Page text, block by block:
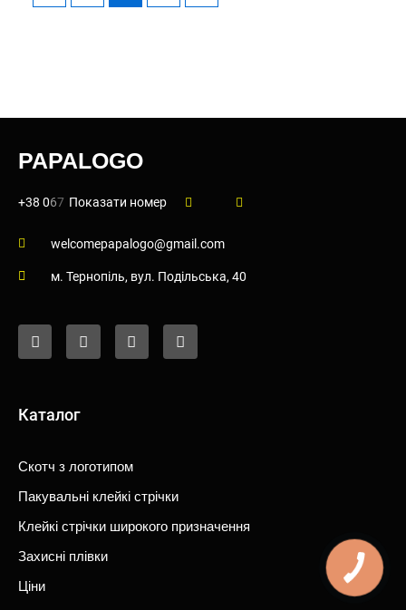
PAPALOGO
+38 067 Показати номер
welcomepapalogo@gmail.com
м. Тернопiль, вул. Подiльська, 40
a
c
e
k
n
s
t
o
u
t
i
k
t
Каталог
Скотч з логотипом
Пакувальні клейкі стрічки
Клейкі стрічки широкого призначення
Захисні плівки
Ціни